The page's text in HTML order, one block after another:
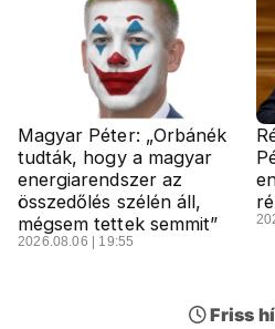
Magyar Péter: „Orbánék
tudták, hogy a magyar
energiarendszer az
összedőlés szélén áll,
mégsem tettek semmit”
2026.08.06 | 19:55
Friss